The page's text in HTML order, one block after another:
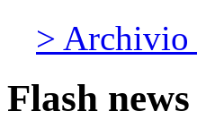
> Archivio
Flash news